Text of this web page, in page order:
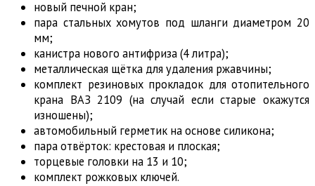
новый печной кран;
пара стальных хомутов под шланги диаметром 20
мм;
канистра нового антифриза (4 литра);
металлическая щётка для удаления ржавчины;
комплект резиновых прокладок для отопительного
крана ВАЗ 2109 (на случай если старые окажутся
изношены);
автомобильный герметик на основе силикона;
пара отвёрток: крестовая и плоская;
торцевые головки на 13 и 10;
комплект рожковых ключей.